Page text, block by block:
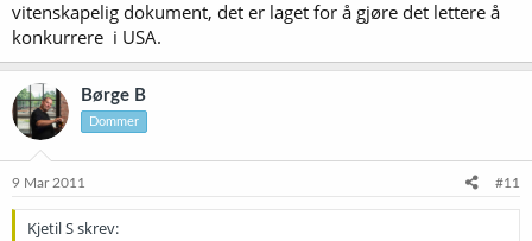
vitenskapelig dokument, det er laget for å gjøre det lettere å
konkurrere  i USA.
Børge B
Dommer
9 Mar 2011 #11
Kjetil S skrev: